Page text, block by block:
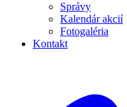
Správy
Kalendár akcií
Fotogaléria
Kontakt